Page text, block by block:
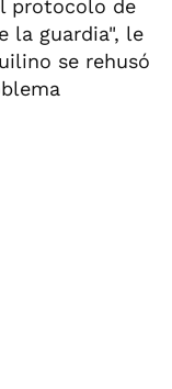
protocolo de
la guardia", le
se rehusó